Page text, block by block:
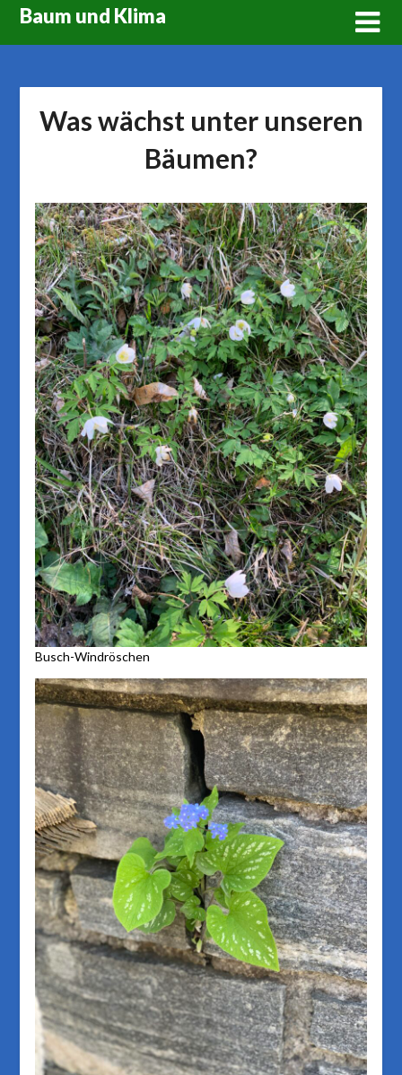
SkipBaum und Klima
Was wächst unter unseren
Bäumen?
Busch-Windröschen